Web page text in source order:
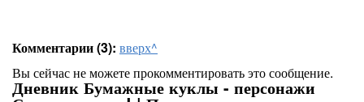
Комментарии (3): вверх^
Вы сейчас не можете прокомментировать это сообщение.
Дневник Бумажные куклы - персонажи